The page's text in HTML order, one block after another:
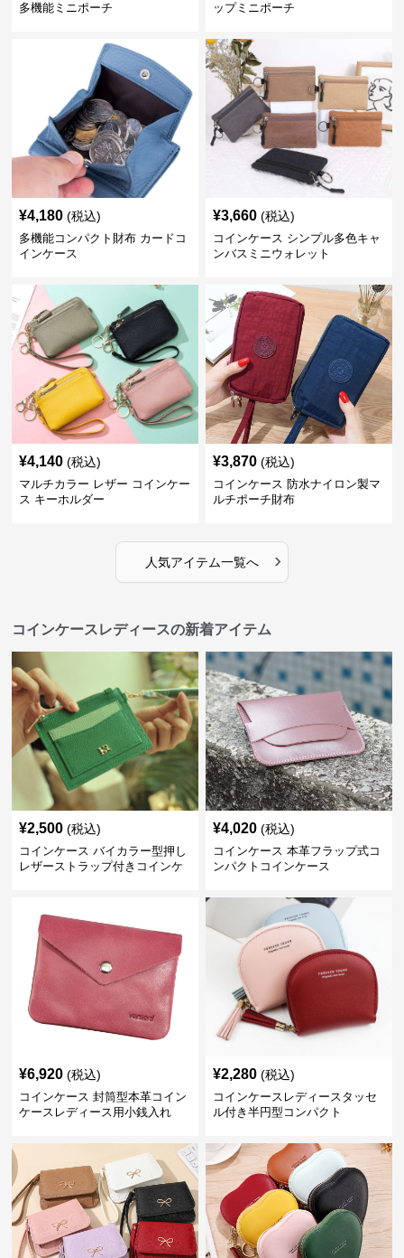
多機能ミニポーチ
ップミニポーチ
¥4,180 (税込)
多機能コンパクト財布 カードコ
インケース
¥3,660 (税込)
コインケース シンプル多色キャ
ンバスミニウォレット
¥4,140 (税込)
マルチカラー レザー コインケー
ス キーホルダー
¥3,870 (税込)
コインケース 防水ナイロン製マ
ルチポーチ財布
人気アイテム一覧へ ›
コインケースレディースの新着アイテム
¥2,500 (税込)
コインケース バイカラー型押し
レザーストラップ付きコインケ
¥4,020 (税込)
コインケース 本革フラップ式コ
ンパクトコインケース
¥6,920 (税込)
コインケース 封筒型本革コイン
ケースレディース用小銭入れ
¥2,280 (税込)
コインケースレディースタッセ
ル付き半円型コンパクト